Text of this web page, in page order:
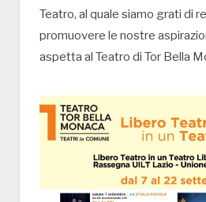
Teatro, al quale siamo grati di
promuovere le nostre
aspetta al Teatro di Tor Bella